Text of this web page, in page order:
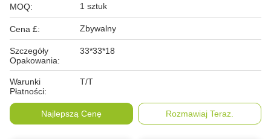
MOQ: 1 sztuk
Cena £: Zbywalny
Szczegóły
Opakowania:
33*33*18
Warunki
Płatności:
T/T
Najlepszą Cenę Rozmawiaj Teraz.